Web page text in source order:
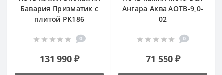
Бавария Призматик c
плитой PK186
0
131 990 ₽
Ангара Аква АОТВ-9,0-
02
0
71 550 ₽